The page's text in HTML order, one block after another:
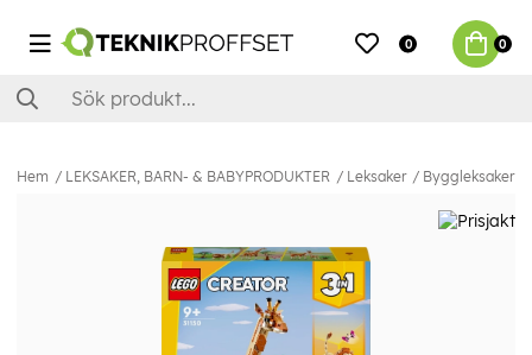
0 0
Hem LEKSAKER, BARN- & BABYPRODUKTER Leksaker Byggleksaker